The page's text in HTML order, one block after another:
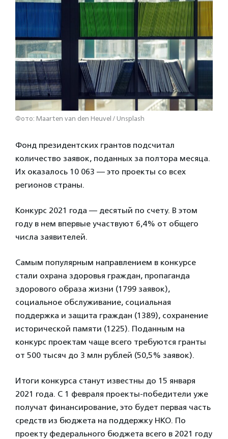
Фото: Maarten van den Heuvel / Unsplash
Фонд президентских грантов подсчитал
количество заявок, поданных за полтора месяца.
Их оказалось 10 063 — это проекты со всех
регионов страны.
Конкурс 2021 года — десятый по счету. В этом
году в нем впервые участвуют 6,4% от общего
числа заявителей.
Самым популярным направлением в конкурсе
стали охрана здоровья граждан, пропаганда
здорового образа жизни (1799 заявок),
социальное обслуживание, социальная
поддержка и защита граждан (1389), сохранение
исторической памяти (1225). Поданным на
конкурс проектам чаще всего требуются гранты
от 500 тысяч до 3 млн рублей (50,5% заявок).
Итоги конкурса станут известны до 15 января
2021 года. С 1 февраля проекты-победители уже
получат финансирование, это будет первая часть
средств из бюджета на поддержку НКО. По
проекту федерального бюджета всего в 2021 году